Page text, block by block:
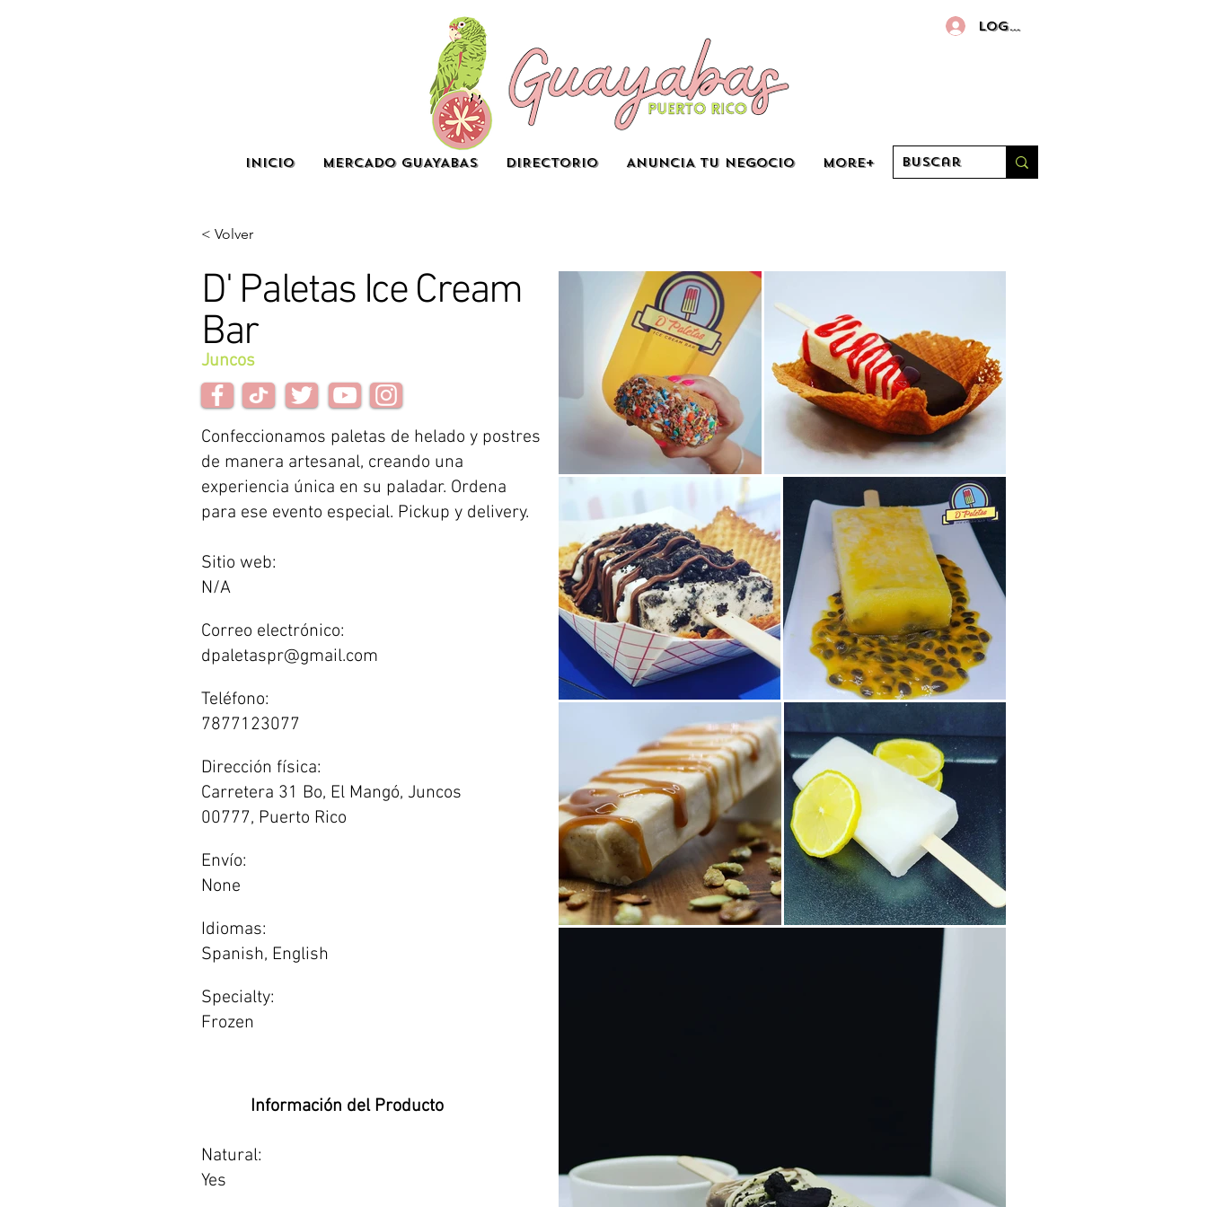
INICIO MERCADO GUAYABAS DIRECTORIO ANUNCIA TU NEGOCIO More+
Log in
< Volver
D' Paletas Ice Cream
Bar
Juncos
Confeccionamos paletas de helado y postres
de manera artesanal, creando una
experiencia única en su paladar. Ordena
para ese evento especial. Pickup y delivery.
Sitio web:
N/A
Correo electrónico:
dpaletaspr@gmail.com
Teléfono:
7877123077
Dirección física:
Carretera 31 Bo, El Mangó, Juncos
00777, Puerto Rico
Envío:
None
Idiomas:
Spanish, English
Specialty:
Frozen
Información del Producto
Natural:
Yes